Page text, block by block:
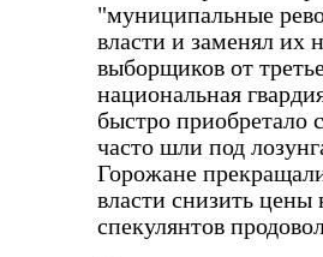
"муниципальные
власти и заменял их
выборщиков от
национальная
быстро приобретало
часто шли под
Горожане
власти снизить
спекулянтов